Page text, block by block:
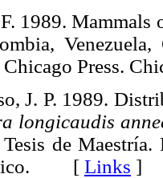
1989.
Chicago Press.
J. P. 1989.
longicaudis
de
[ Links ]